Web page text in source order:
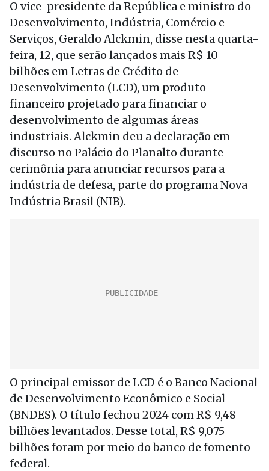
O vice-presidente da República e ministro do
Desenvolvimento, Indústria, Comércio e
Serviços, Geraldo Alckmin, disse nesta quarta-
feira, 12, que serão lançados mais R$ 10
bilhões em Letras de Crédito de
Desenvolvimento (LCD), um produto
financeiro projetado para financiar o
desenvolvimento de algumas áreas
industriais. Alckmin deu a declaração em
discurso no Palácio do Planalto durante
cerimônia para anunciar recursos para a
indústria de defesa, parte do programa Nova
Indústria Brasil (NIB).
O principal emissor de LCD é o Banco Nacional
de Desenvolvimento Econômico e Social
(BNDES). O título fechou 2024 com R$ 9,48
bilhões levantados. Desse total, R$ 9,075
bilhões foram por meio do banco de fomento
federal.